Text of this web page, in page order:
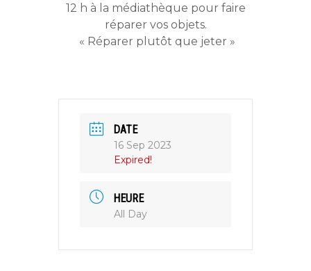
12 h à la médiathèque pour faire
réparer vos objets.
« Réparer plutôt que jeter »
DATE
16 Sep 2023
Expired!
HEURE
All Day